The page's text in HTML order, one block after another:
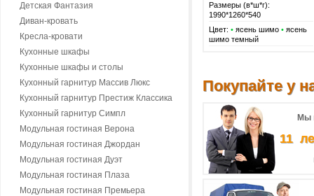
Детская Фантазия
Диван-кровать
Кресла-кровати
Кухонные шкафы
Кухонные шкафы и столы
Кухонный гарнитур Массив Люкс
Кухонный гарнитур Престиж Классика
Кухонный гарнитур Симпл
Модульная гостиная Верона
Модульная гостиная Джордан
Модульная гостиная Дуэт
Модульная гостиная Плаза
Модульная гостиная Премьера
Размеры (в*ш*г):
1990*1260*540
Цвет: • ясень шимо • ясень
шимо темный
Покупайте у
Мы
11